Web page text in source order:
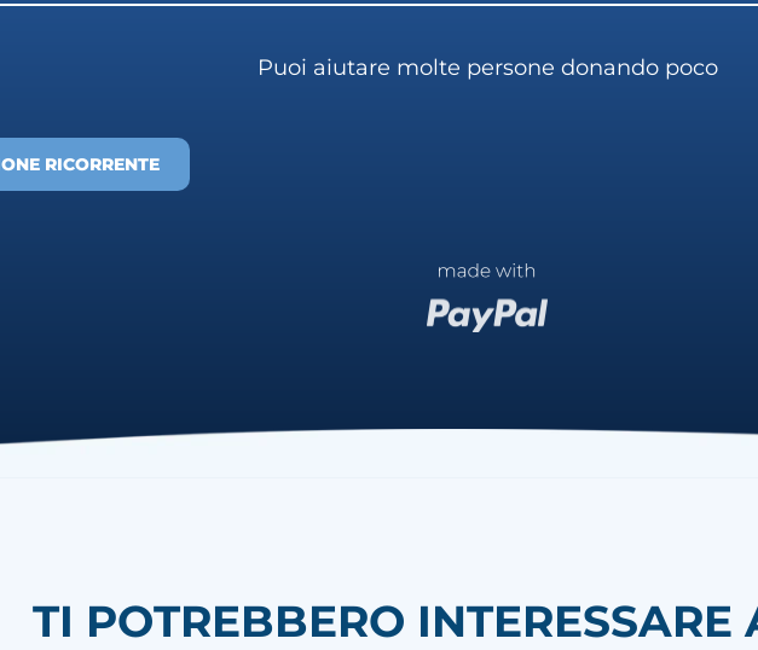
Puoi aiutare molte persone donando poco
RICORRENTE
TI POTREBBERO INTERESSARE